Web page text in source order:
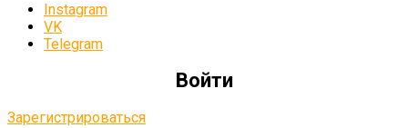
Instagram
VK
Telegram
Войти
Зарегистрироваться